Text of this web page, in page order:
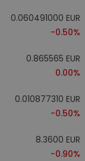
0.060491000 EUR
-0.50%
0.865565 EUR
0.00%
0.010877310 EUR
-0.50%
8.3600 EUR
-0.90%